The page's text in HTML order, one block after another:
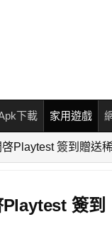
下載 家用遊戲
Playtest 簽到贈送
簽到